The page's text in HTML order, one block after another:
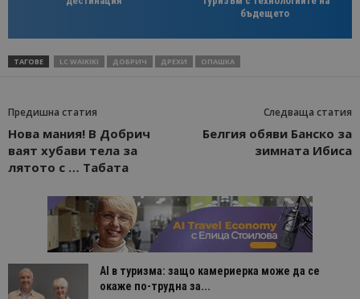
бъдещето
ТАГОВЕ LC WAIKIKI ДОБРИЧ ДРЕХИ ОПАШКА
Предишна статия
Нова мания! В Добрич
ваят хубави тела за
лятото с … Табата
Следваща статия
Белгия обяви Банско за
зимната Ибиса
AI в туризма: защо камериерка може да се
окаже по-трудна за...